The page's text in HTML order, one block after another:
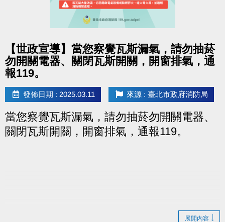
【世政宣導】當您察覺瓦斯漏氣，請勿抽菸
勿開關電器、關閉瓦斯開關，開窗排氣，通
報119。
發佈日期 : 2025.03.11 來源 : 臺北市政府消防局
當您察覺瓦斯漏氣，請勿抽菸勿開關電器、
關閉瓦斯開關，開窗排氣，通報119。
展開內容